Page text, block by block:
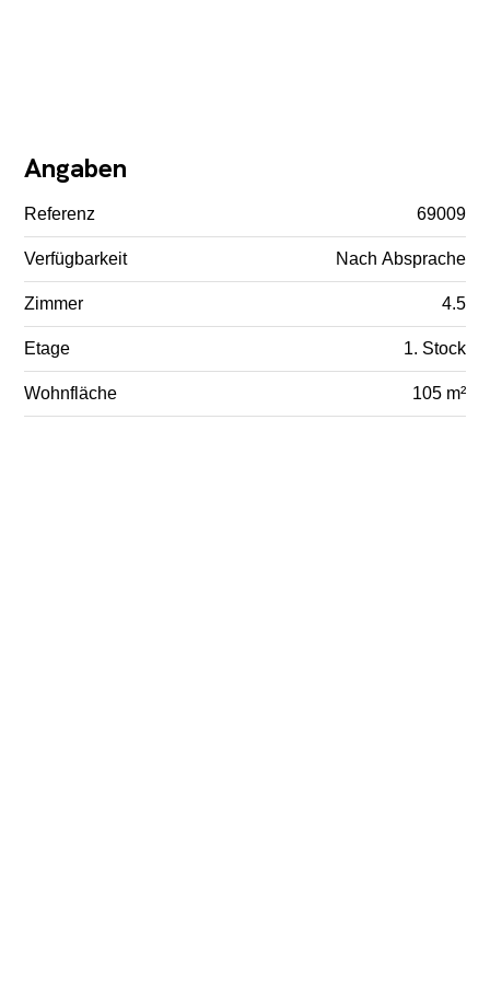
Angaben
Referenz 69009
Verfügbarkeit Nach Absprache
Zimmer 4.5
Etage 1. Stock
Wohnfläche 105 m²